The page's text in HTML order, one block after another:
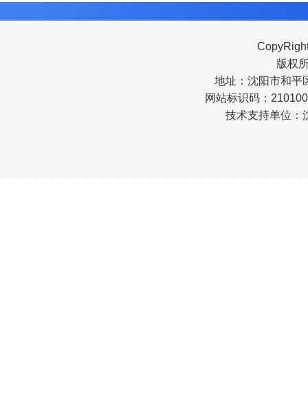
版权
地址：沈阳市和平
网站标识码：
技术支持单位：